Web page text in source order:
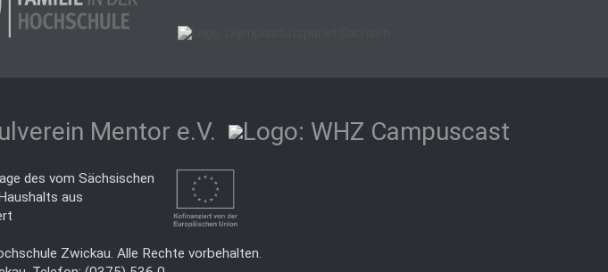
des vom Sächsischen
aus
Zwickau. Alle Rechte vorbehalten.